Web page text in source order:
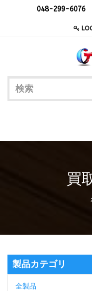
048-299-6076
買
製品カテゴリ
全製品